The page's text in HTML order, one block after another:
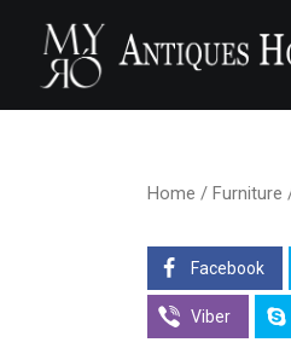
Home / Furniture
Facebook
Viber